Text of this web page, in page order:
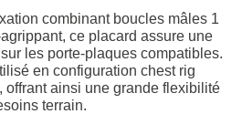
combinant boucles mâles 1
ce placard assure une
les porte-plaques compatibles.
en configuration chest rig
offrant ainsi une grande flexibilité
terrain.